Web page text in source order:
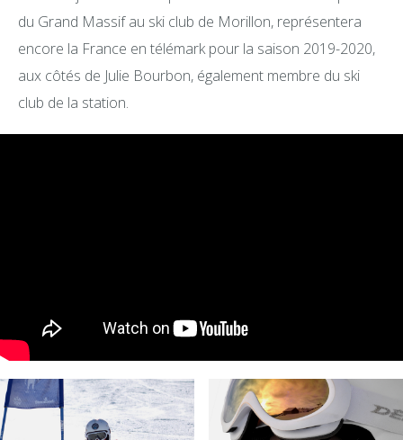
du Grand Massif au ski club de Morillon, représentera
encore la France en télémark pour la saison 2019-2020,
aux côtés de Julie Bourbon, également membre du ski
club de la station.